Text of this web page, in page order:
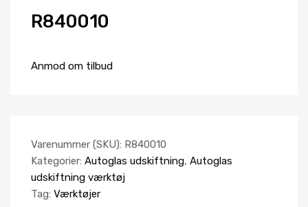
R840010
Anmod om tilbud
Varenummer (SKU): R840010
Kategorier: Autoglas udskiftning, Autoglas
udskiftning værktøj
Tag: Værktøjer